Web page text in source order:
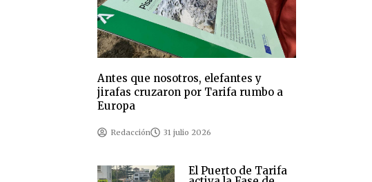
Antes que nosotros, elefantes y
jirafas cruzaron por Tarifa rumbo a
Europa
Redacción 31 julio 2026
El Puerto de Tarifa